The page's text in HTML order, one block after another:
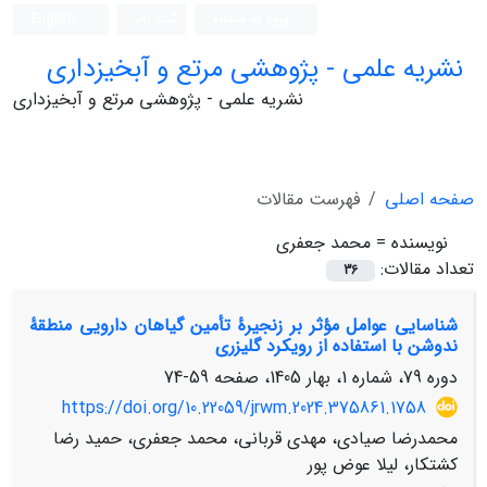
نشریه علمی - پژوهشی مرتع و آبخیزداری
نشریه علمی - پژوهشی مرتع و آبخیزداری
صفحه اصلی
فهرست مقالات
نویسنده = محمد جعفری
تعداد مقالات:
36
شناسایی عوامل مؤثر بر زنجیرۀ تأمین گیاهان دارویی منطقۀ
ندوشن با استفاده از رویکرد گلیزری
دوره 79، شماره 1، بهار 1405، صفحه
59-74
https://doi.org/10.22059/jrwm.2024.375861.1758
محمدرضا صیادی، مهدی قربانی، محمد جعفری، حمید رضا
کشتکار، لیلا عوض پور